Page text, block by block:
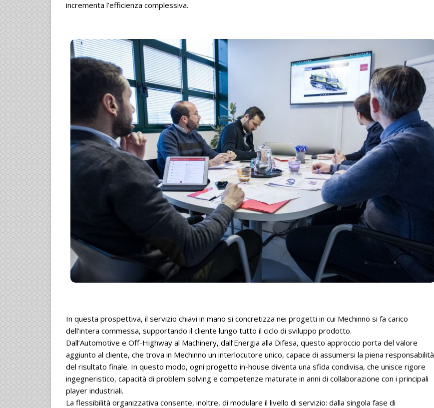
incrementa l’efficienza complessiva.
In questa prospettiva, il servizio chiavi in mano si concretizza nei progetti in cui Mechinno si fa carico
dell’intera commessa, supportando il cliente lungo tutto il ciclo di sviluppo prodotto.
Dall’Automotive e Off-Highway al Machinery, dall’Energia alla Difesa, questo approccio porta del valore
aggiunto al cliente, che trova in Mechinno un interlocutore unico, capace di assumersi la piena responsabilità
del risultato finale. In questo modo, ogni progetto in-house diventa una sfida condivisa, che unisce rigore
ingegneristico, capacità di problem solving e competenze maturate in anni di collaborazione con i principali
player industriali.
La flessibilità organizzativa consente, inoltre, di modulare il livello di servizio: dalla singola fase di